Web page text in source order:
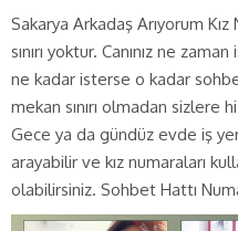
Sakarya Arkadaş Arıyorum Kız
sınırı yoktur. Canınız ne
ne kadar isterse o kadar
mekan sınırı olmadan
Gece ya da gündüz evde iş
arayabilir ve kız numaraları
olabilirsiniz. Sohbet Hattı